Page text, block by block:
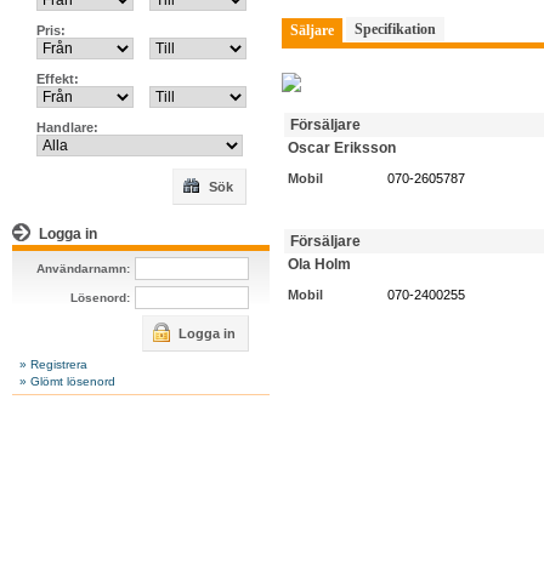
Pris:
Effekt:
Handlare:
Sök
Logga in
Användarnamn:
Lösenord:
Logga in
» Registrera
» Glömt lösenord
Säljare Specifikation
Försäljare
Oscar Eriksson
Mobil 070-2605787
Försäljare
Ola Holm
Mobil 070-2400255